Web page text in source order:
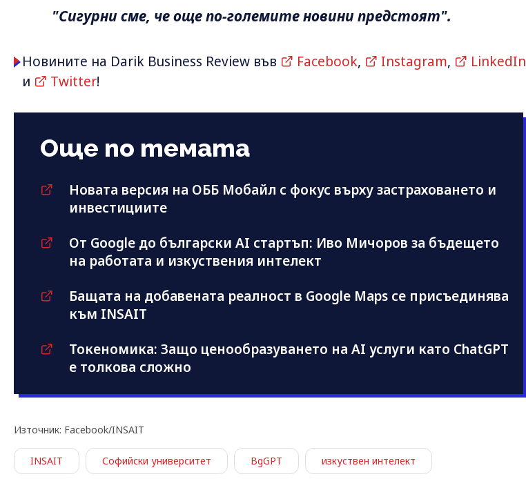
"Сигурни сме, че още по-големите новини предстоят".
Новините на Darik Business Review във Facebook, Instagram,
LinkedIn
и
Twitter!
Още по темата
Новата версия на ОББ Мобайл с фокус върху застраховането и
инвестициите
От Google до български AI стартъп: Иво Мичоров за бъдещето
на работата и изкуствения интелект
Бащата на добавената реалност в Google Maps се присъединява
към INSAIT
Токеномика: Защо ценообразуването на AI услуги като ChatGPT
е толкова сложно
Източник: Facebook/INSAIT
INSAIT Софийски университет BgGPT изкуствен интелект